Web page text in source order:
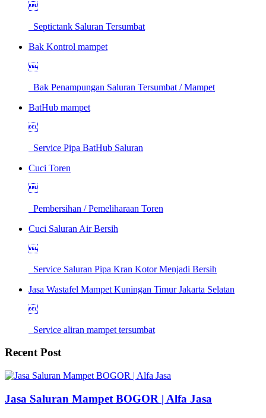

Septictank Saluran Tersumbat
Bak Kontrol mampet

Bak Penampungan Saluran Tersumbat / Mampet
BatHub mampet

Service Pipa BatHub Saluran
Cuci Toren

Pembersihan / Pemeliharaan Toren
Cuci Saluran Air Bersih

Service Saluran Pipa Kran Kotor Menjadi Bersih
Jasa Wastafel Mampet Kuningan Timur Jakarta Selatan

Service aliran mampet tersumbat
Recent Post
Jasa Saluran Mampet BOGOR | Alfa Jasa